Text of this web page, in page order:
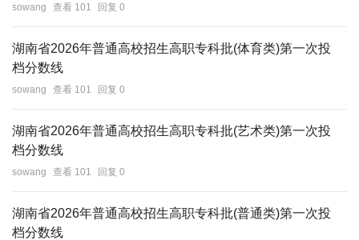
sowang 查看 101 回复 0
湖南省2026年普通高校招生高职专科批(体育类)第一次投
档分数线
sowang 查看 101 回复 0
湖南省2026年普通高校招生高职专科批(艺术类)第一次投
档分数线
sowang 查看 101 回复 0
湖南省2026年普通高校招生高职专科批(普通类)第一次投
档分数线